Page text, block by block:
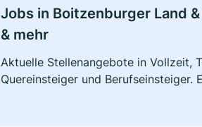
Jobs in Boitzenburger Land
& mehr
Aktuelle Stellenangebote in Vollzeit,
Quereinsteiger und Berufseinsteiger.